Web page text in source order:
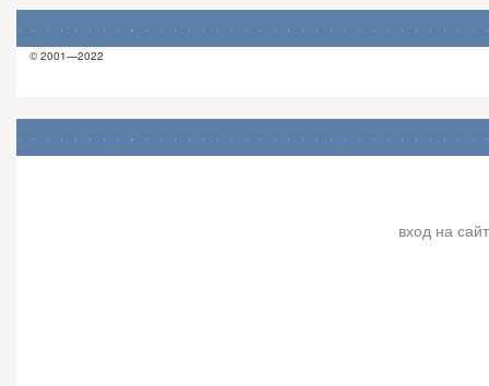
© 2001—2022
вход на сайт